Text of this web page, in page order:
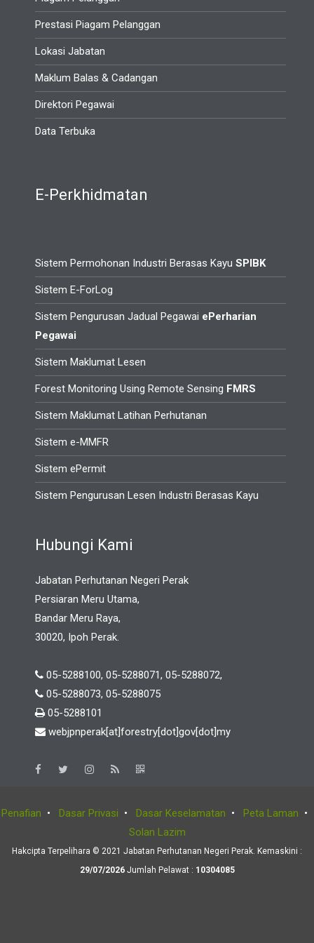
Prestasi Piagam Pelanggan
Lokasi Jabatan
Maklum Balas & Cadangan
Direktori Pegawai
Data Terbuka
E-Perkhidmatan
Sistem Permohonan Industri Berasas Kayu SPIBK
Sistem E-ForLog
Sistem Pengurusan Jadual Pegawai ePerharian
Pegawai
Sistem Maklumat Lesen
Forest Monitoring Using Remote Sensing FMRS
Sistem Maklumat Latihan Perhutanan
Sistem e-MMFR
Sistem ePermit
Sistem Pengurusan Lesen Industri Berasas Kayu
Hubungi Kami
Jabatan Perhutanan Negeri Perak
Persiaran Meru Utama,
Bandar Meru Raya,
30020, Ipoh Perak.
05-5288100, 05-5288071, 05-5288072,
05-5288073, 05-5288075
05-5288101
webjpnperak[at]forestry[dot]gov[dot]my
Penafian • Dasar Privasi • Dasar Keselamatan • Peta Laman •
Solan Lazim
Hakcipta Terpelihara © 2021 Jabatan Perhutanan Negeri Perak. Kemaskini :
29/07/2026Jumlah Pelawat : 10304085